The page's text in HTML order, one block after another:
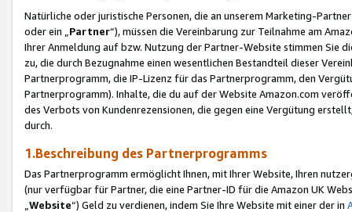
Natürliche oder juristische Personen, die an unserem Marketing-
oder ein „Partner“), müssen die Vereinbarung zur Teilnahme am
Ihrer Anmeldung auf bzw. Nutzung der Partner-Website stimmen Sie
zu, die durch Bezugnahme einen wesentlichen Bestandteil dieser
Partnerprogramm, die IP-Lizenz für das Partnerprogramm, den
Partnerprogramm). Inhalte, die du auf der Website Amazon.com
des Verbots von Kundenrezensionen, die gegen eine Vergütung
durch.
1.Beschreibung des Partnerprogramms
Das Partnerprogramm ermöglicht Ihnen, mit Ihrer Website, Ihren
(nur verfügbar für Partner, die eine Partner-ID für die Amazon UK
Website“) Geld zu verdienen, indem Sie Ihre Website mit einer der in